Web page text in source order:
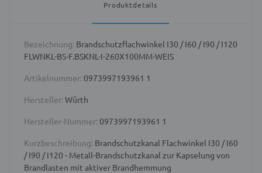
Produktdetails
Bezeichnung: Brandschutzflachwinkel I30 / I60 / I90 / I120
FLWNKL-BS-F.BSKNL-I-260X100MM-WEIS
Artikelnummer: 0973997193961 1
Hersteller: Würth
Hersteller-Nummer: 0973997193961 1
Kurzbeschreibung: Brandschutzkanal Flachwinkel I30 / I60
/ I90 / I120 - Metall-Brandschutzkanal zur Kapselung von
Brandlasten mit aktiver Brandhemmung